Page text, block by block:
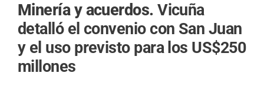
Minería y acuerdos.Vicuña
detalló el convenio con San Juan
y el uso previsto para los US$250
millones